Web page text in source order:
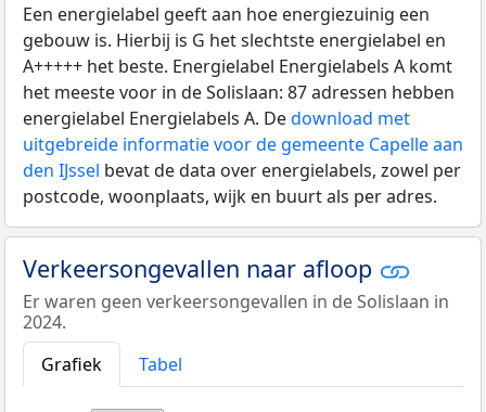
Een energielabel geeft aan hoe energiezuinig een
gebouw is. Hierbij is G het slechtste energielabel en
A+++++ het beste. Energielabel Energielabels A komt
het meeste voor in de Solislaan: 87 adressen hebben
energielabel Energielabels A. Dedownload met
uitgebreide informatie voor de gemeente Capelle aan
den IJssel bevat de data over energielabels, zowel per
postcode, woonplaats, wijk en buurt als per adres.
Verkeersongevallen naar afloop
Er waren geen verkeersongevallen in de Solislaan in
2024.
Grafiek
Tabel